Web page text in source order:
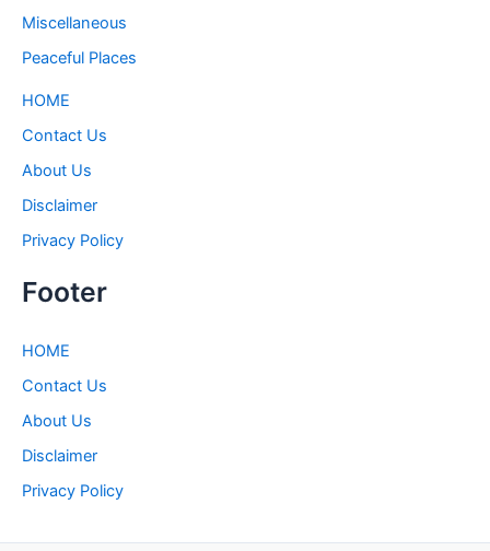
Miscellaneous
Peaceful Places
HOME
Contact Us
About Us
Disclaimer
Privacy Policy
Footer
HOME
Contact Us
About Us
Disclaimer
Privacy Policy